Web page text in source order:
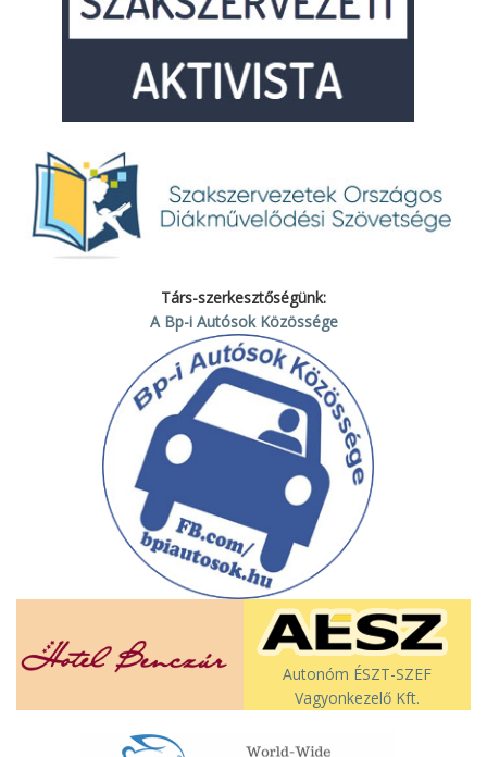
Társ-szerkesztőségünk:
A Bp-i Autósok Közössége
Autonóm ÉSZT-SZEF
Vagyonkezelő Kft.